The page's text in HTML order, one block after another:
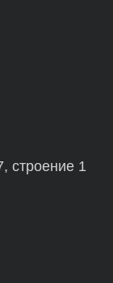
строение 1